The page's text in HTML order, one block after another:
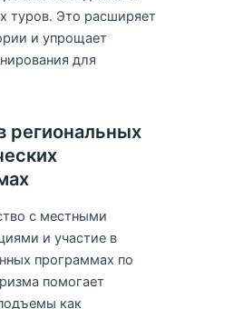
туров. Это расширяет
и упрощает
для
региональных
с местными
и участие в
программах по
помогает
как